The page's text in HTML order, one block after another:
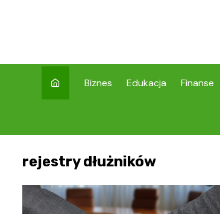
Biznes Edukacja Finanse
rejestry dłużników